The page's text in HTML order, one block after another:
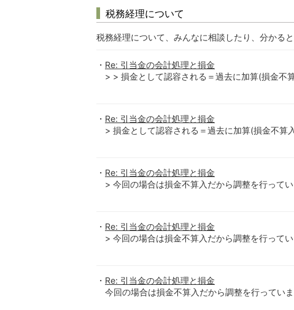
税務経理について
税務経理について、みんなに相談したり、分かる
Re: 引当金の会計処理と損金
> > 損金として認容される＝過去に加算(損金不
Re: 引当金の会計処理と損金
> 損金として認容される＝過去に加算(損金不算
Re: 引当金の会計処理と損金
> 今回の場合は損金不算入だから調整を行って
Re: 引当金の会計処理と損金
> 今回の場合は損金不算入だから調整を行って
Re: 引当金の会計処理と損金
今回の場合は損金不算入だから調整を行って